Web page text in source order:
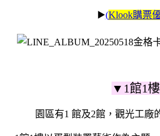
▶️(Klook購票
▼1館1樓
園區有1 館及2館，觀光工廠